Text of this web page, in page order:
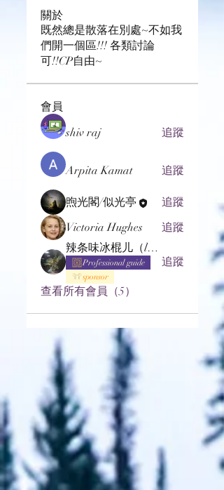
關於
既然總是散落在別處~不如我
們開一個區!!! 各類討論
可!!CP自由~
會員
shiv raj 追蹤
Arpita Kamat 追蹤
煦光閣/似光亭
追蹤
Victoria Hughes
追蹤
辣条味冰棍儿（lof别玩了要氪金的）
Professional guide
sponsor
追蹤
查看所有會員（5）